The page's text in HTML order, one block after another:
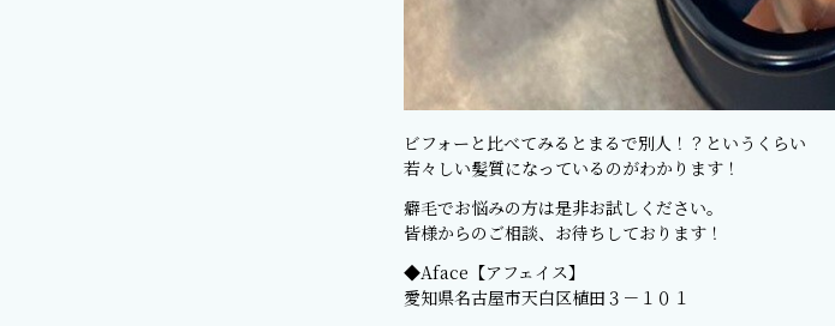
ビフォーと比べてみるとまるで別人！？というくらい
若々しい髪質になっているのがわかります！
癖毛でお悩みの方は是非お試しください。
皆様からのご相談、お待ちしております！
◆Aface【アフェイス】
愛知県名古屋市天白区植田３－１０１